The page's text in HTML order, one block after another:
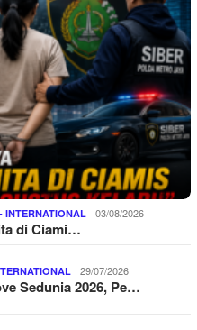
INTERNATIONAL 03/08/2026
di Ciami…
29/07/2026
Sedunia 2026, Pe…